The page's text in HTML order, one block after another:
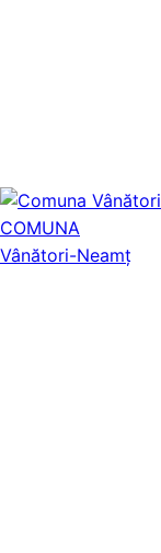
COMUNA
Vânători-Neamț